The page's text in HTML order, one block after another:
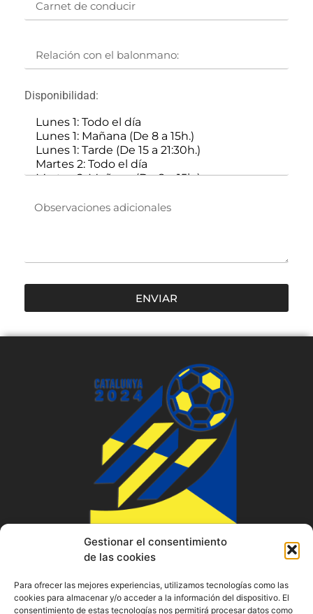
Gestionar el consentimiento
de las cookies
Para ofrecer las mejores experiencias, utilizamos tecnologías como las
cookies para almacenar y/o acceder a la información del dispositivo. El
consentimiento de estas tecnologías nos permitirá procesar datos como
Disponibilidad:
ENVIAR